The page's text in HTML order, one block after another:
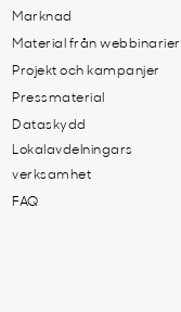
Marknad
Material från webbinarier
Projekt och kampanjer
Pressmaterial
Dataskydd
Lokalavdelningars
verksamhet
FAQ